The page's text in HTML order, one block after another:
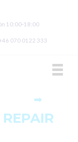
10:00‑18:00
070 0122 333
➡